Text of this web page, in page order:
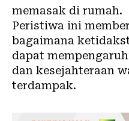
memasak di rumah.
Peristiwa ini
bagaimana
dapat
dan kesejahteraan
terdampak.